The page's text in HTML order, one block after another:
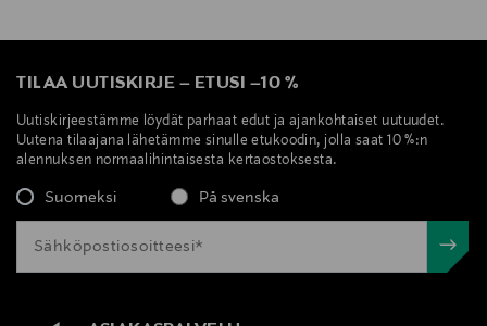
TILAA UUTISKIRJE – ETUSI –10 %
Uutiskirjeestämme löydät parhaat edut ja ajankohtaiset uutuudet.
Uutena tilaajana lähetämme sinulle etukoodin, jolla saat 10 %:n
alennuksen normaalihintaisesta kertaostoksesta.
Suomeksi På svenska